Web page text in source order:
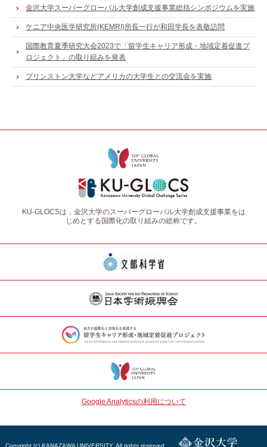
金沢大学スーパーグローバル大学創成支援事業総括シンポジウムを実施
ケニア中央医学研究所(KEMRI)所長一行が和田学長を表敬訪問
国際教育夏季研究大会2023で「留学生キャリア形成・地域定着促進プ
ロジェクト」の取り組みを発表
プリンストン大学などアメリカの大学生との交流会を実施
KU-GLOCSは，金沢大学のスーパーグローバル大学創成支援事業をは
じめとする国際化の取り組みの総称です。
Google Analyticsの利用について